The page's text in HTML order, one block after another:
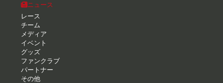
ニュース
レース
チーム
メディア
イベント
グッズ
ファンクラブ
パートナー
その他